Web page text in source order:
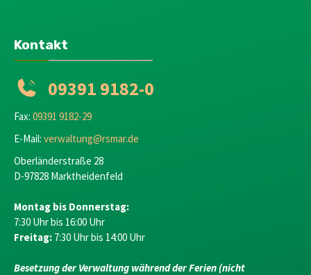
Kontakt
09391 9182-0
Fax: 09391 9182-29
E-Mail: verwaltung@rsmar.de
Oberländerstraße 28
D-97828 Marktheidenfeld
Montag bis Donnerstag:
7:30 Uhr bis 16:00 Uhr
Freitag: 7:30 Uhr bis 14:00 Uhr
Besetzung der Verwaltung während der Ferien (nicht